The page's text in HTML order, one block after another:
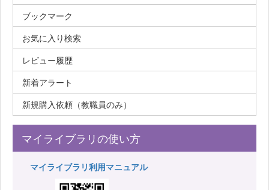
ブックマーク
お気に入り検索
レビュー履歴
新着アラート
新規購入依頼（教職員のみ）
マイライブラリの使い方
マイライブラリ利用マニュアル